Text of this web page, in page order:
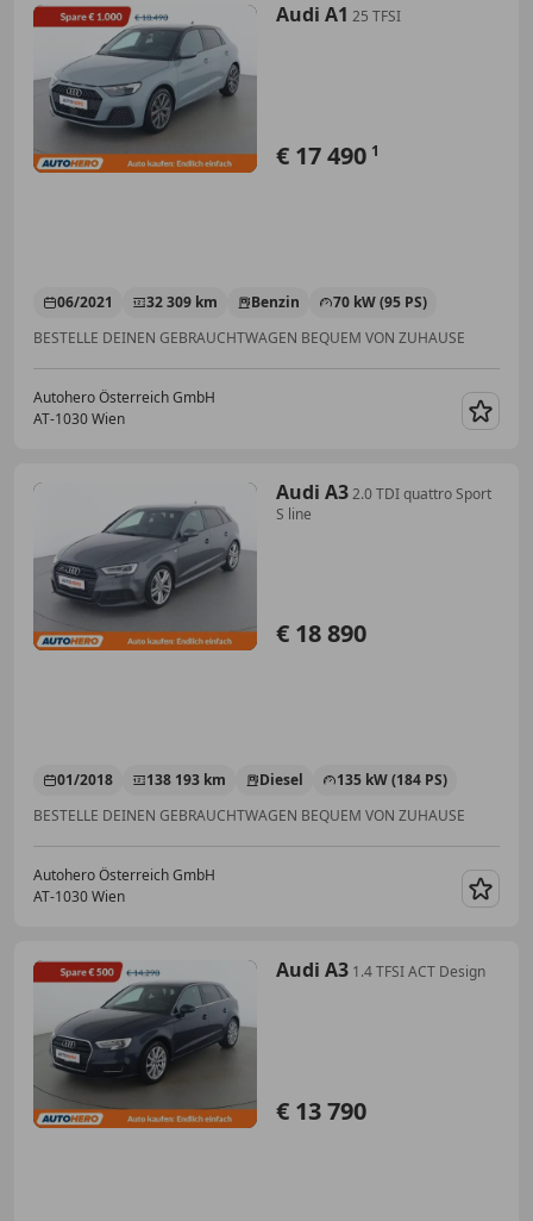
Audi A1 25 TFSI
€ 17 490 1
06/2021 32 309 km Benzin
70 kW (95 PS)
BESTELLE DEINEN GEBRAUCHTWAGEN BEQUEM VON ZUHAUSE
Autohero Österreich GmbH
AT-1030 Wien
Audi A32.0 TDI quattro Sport
S line
€ 18 890
01/2018 138 193 km Diesel
135 kW (184 PS)
BESTELLE DEINEN GEBRAUCHTWAGEN BEQUEM VON ZUHAUSE
Autohero Österreich GmbH
AT-1030 Wien
Audi A3 1.4 TFSI ACT Design
€ 13 790